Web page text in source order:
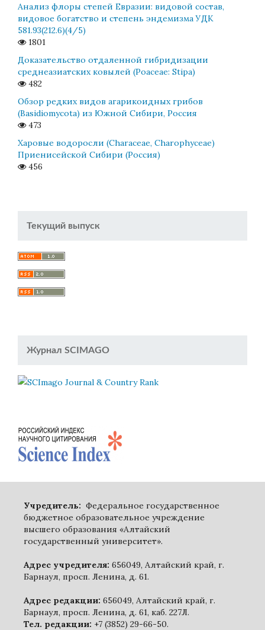
Анализ флоры степей Евразии: видовой состав,
видовое богатство и степень эндемизма УДК
581.93(212.6)(4/5)
1801
Доказательство отдаленной гибридизации
среднеазиатских ковылей (Poaceae: Stipa)
482
Обзор редких видов агарикоидных грибов
(Basidiomycota) из Южной Сибири, Россия
473
Харовые водоросли (Characeae, Charophyceae)
Приенисейской Сибири (Россия)
456
Текущий выпуск
Журнал SCIMAGO
Учредитель: Федеральное государственное
бюджетное образовательное учреждение
высшего образования «Алтайский
государственный университет».
Адрес учредителя: 656049, Алтайский край, г.
Барнаул, просп. Ленина, д. 61.
Адрес редакции: 656049, Алтайский край, г.
Барнаул, просп. Ленина, д. 61, каб. 227Л.
Тел. редакции: +7 (3852) 29-66-50.